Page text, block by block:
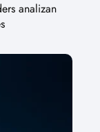
analizan